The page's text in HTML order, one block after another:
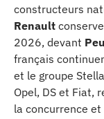
constructeurs
Renault
2026, devant
français
et le groupe
Opel, DS et Fiat,
la concurrence